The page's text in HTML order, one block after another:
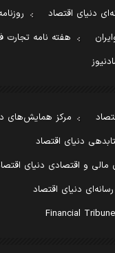
دنیای اقتصاد
هفته نامه تجارت
مرکز همایش‌های
دنیای اقتصاد
و اقتصادی دنیای
دنیای اقتصاد